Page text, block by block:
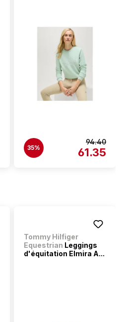
35%
94.40
61.35
Tommy Hilfiger
Equestrian Leggings
d'équitation Elmira A...